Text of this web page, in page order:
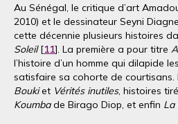
Au Sénégal, le critique d’art
2010) et le dessinateur Seyni
cette décennie plusieurs histoires
Soleil[11]. La première a pour titre
l’histoire d’un homme qui dilapide
satisfaire sa cohorte de courtisans.
Boukiet Vérités inutiles, histoires
Koumbade Birago Diop, et enfin La